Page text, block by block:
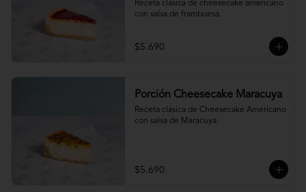
Receta clásica de cheesecake americano
con salsa de frambuesa.
$5.690
Porción Cheesecake Maracuya
Receta clásica de Cheesecake Americano
con salsa de Maracuya.
$5.690